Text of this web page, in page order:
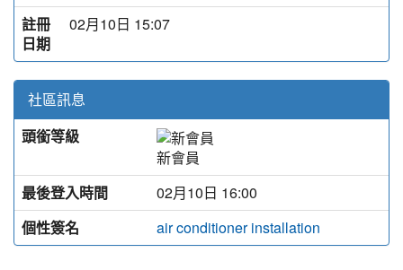
註冊
日期
02月10日 15:07
社區訊息
頭銜等級
新會員
最後登入時間
02月10日 16:00
個性簽名
air conditioner installation